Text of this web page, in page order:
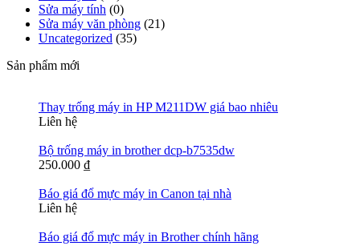
Sửa máy tính (0)
Sửa máy văn phòng (21)
Uncategorized (35)
Sản phẩm mới
Thay trống máy in HP M211DW giá bao nhiêu
Liên hệ
Bộ trống máy in brother dcp-b7535dw
250.000 ₫
Báo giá đổ mực máy in Canon tại nhà
Liên hệ
Báo giá đổ mực máy in Brother chính hãng